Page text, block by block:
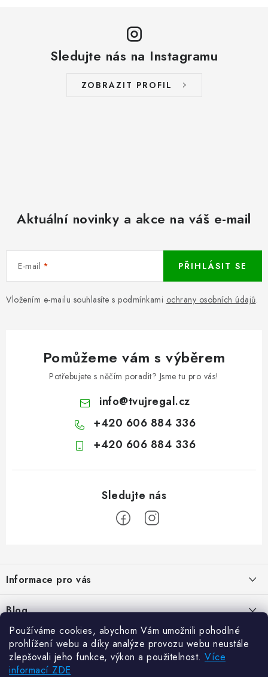
Používáme cookies, abychom Vám umožnili pohodlné
prohlížení webu a díky analýze provozu webu neustále
zlepšovali jeho funkce, výkon a použitelnost. Více
informací ZDE
Sledujte nás na Instagramu
ZOBRAZIT PROFIL
Aktuální novinky a akce na váš e-mail
E-mail
Vložením e-mailu souhlasíte s podmínkami ochrany osobních údajů.
PŘIHLÁSIT SE
Pomůžeme vám s výběrem
Potřebujete s něčím poradit? Jsme tu pro vás!
info@tvujregal.cz
+420 606 884 336
+420 606 884 336
p
a
t
Informace pro vás
Kontakty
Hodnocení obchodu
Reklamace zboží
Odstoupení od kupní smlouvy
Blog
Jak vybrat poštovní schránku?
21.5.2024
Zajistěte si bohatou úrodu. Začněte s přípravou sazenic
Facebook
Novinky